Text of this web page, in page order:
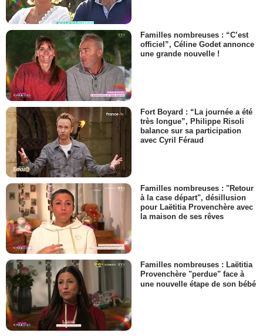
Familles nombreuses : “C’est
officiel”, Céline Godet annonce
une grande nouvelle !
Fort Boyard : “La journée a été
très longue”, Philippe Risoli
balance sur sa participation
avec Cyril Féraud
Familles nombreuses : "Retour
à la case départ", désillusion
pour Laëtitia Provenchère avec
la maison de ses rêves
Familles nombreuses : Laëtitia
Provenchère "perdue" face à
une nouvelle étape de son bébé